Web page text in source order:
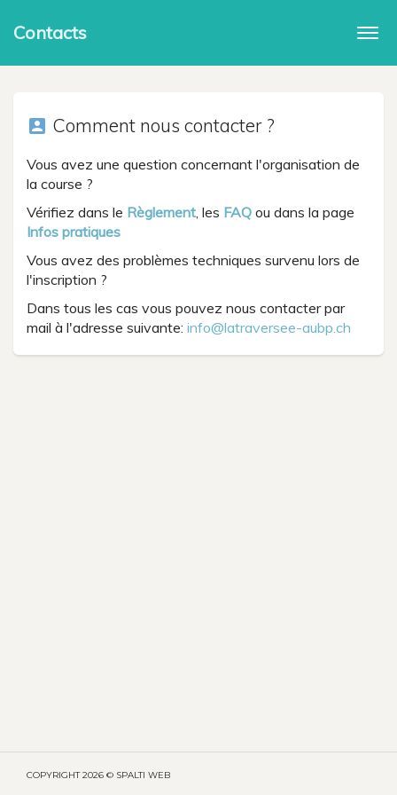
Contacts
account_box Comment nous contacter ?
Vous avez une question concernant l'organisation de
la course ?
Vérifiez dans le Règlement, les FAQ ou dans la page
Infos pratiques
Vous avez des problèmes techniques survenu lors de
l'inscription ?
Dans tous les cas vous pouvez nous contacter par
mail à l'adresse suivante: info@latraversee-aubp.ch
COPYRIGHT2026 © SPALTI WEB